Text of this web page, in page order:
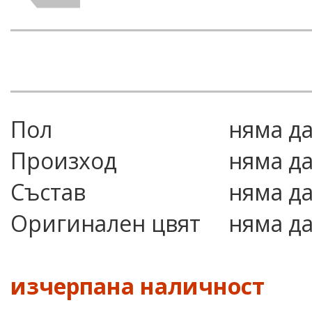
Пол
няма
Произход
няма
Състав
няма
Оригинален цвят
няма
изчерпана наличност